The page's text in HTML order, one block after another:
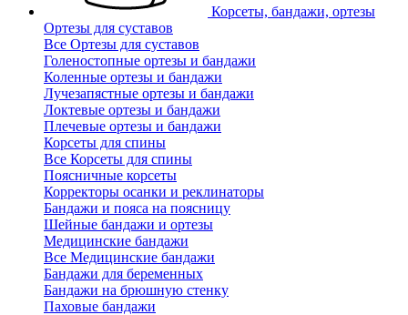
Корсеты, бандажи, ортезы
Ортезы для суставов
Все Ортезы для суставов
Голеностопные ортезы и бандажи
Коленные ортезы и бандажи
Лучезапястные ортезы и бандажи
Локтевые ортезы и бандажи
Плечевые ортезы и бандажи
Корсеты для спины
Все Корсеты для спины
Поясничные корсеты
Корректоры осанки и реклинаторы
Бандажи и пояса на поясницу
Шейные бандажи и ортезы
Медицинские бандажи
Все Медицинские бандажи
Бандажи для беременных
Бандажи на брюшную стенку
Паховые бандажи